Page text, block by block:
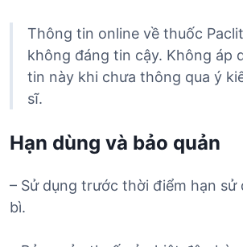
Thông tin online về thuốc
không đáng tin cậy. Không áp
tin này khi chưa thông qua ý
sĩ.
Hạn dùng và bảo quản
– Sử dụng trước thời điểm hạn sử
bì.